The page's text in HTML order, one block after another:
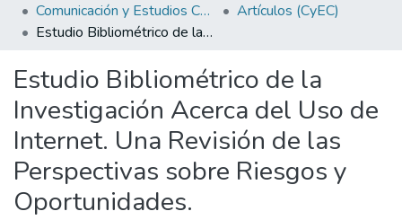
All of DSpace
Comunicación y Estudios Culturales
Artículos (CyEC)
Estudio Bibliométrico de la Investigación Acerca del Uso de Internet. Una Revisión de las Perspectivas sobre Riesgos y Oportunidades.
Estudio Bibliométrico de la
Investigación Acerca del Uso de
Internet. Una Revisión de las
Perspectivas sobre Riesgos y
Oportunidades.